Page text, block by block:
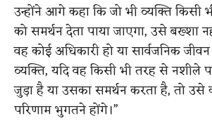
उन्होंने आगे कहा कि जो भी व्यक्ति किसी
को समर्थन देता पाया जाएगा, उसे बख्शा
वह कोई अधिकारी हो या सार्वजनिक
व्यक्ति, यदि वह किसी भी तरह से नशीले
जुड़ा है या उसका समर्थन करता है, तो उसे
परिणाम भुगतने होंगे।”